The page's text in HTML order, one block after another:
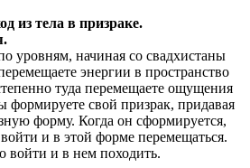
из тела в призраке.
уровням, начиная со свадхистаны
энергии в пространство
туда перемещаете ощущения
формируете свой призрак, придавая
форму. Когда он сформируется,
и в этой форме перемещаться.
войти и в нем походить.